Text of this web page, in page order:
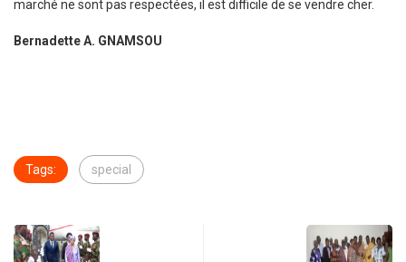
marché ne sont pas respectées, il est difficile de se vendre cher.
Bernadette A. GNAMSOU
Tags: special